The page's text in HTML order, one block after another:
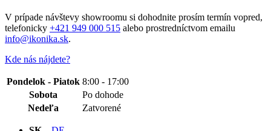
V prípade návštevy showroomu si dohodnite prosím termín vopred,
telefonicky +421 949 000 515 alebo prostredníctvom emailu
info@ikonika.sk.
Kde nás nájdete?
Pondelok - Piatok 8:00 - 17:00
Sobota
Po dohode
Nedeľa
Zatvorené